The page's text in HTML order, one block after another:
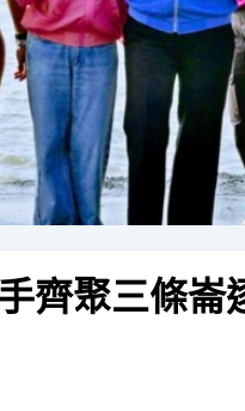
齊聚三條崙